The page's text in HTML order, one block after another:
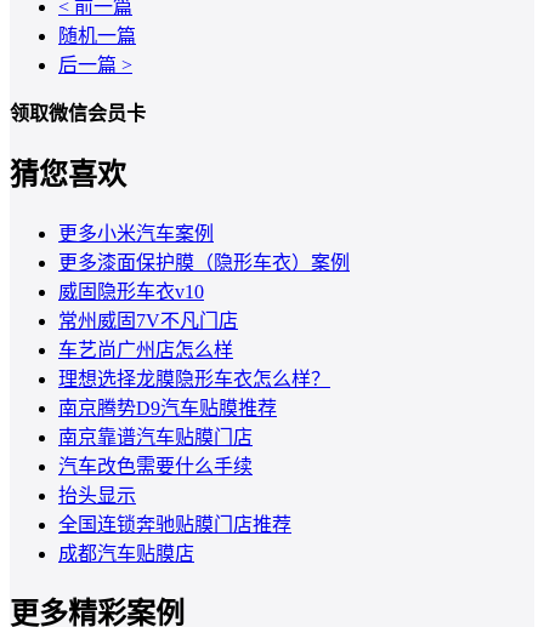
< 前一篇
随机一篇
后一篇 >
领取微信会员卡
猜您喜欢
更多小米汽车案例
更多漆面保护膜（隐形车衣）案例
威固隐形车衣v10
常州威固7V不凡门店
车艺尚广州店怎么样
理想选择龙膜隐形车衣怎么样？
南京腾势D9汽车贴膜推荐
南京靠谱汽车贴膜门店
汽车改色需要什么手续
抬头显示
全国连锁奔驰贴膜门店推荐
成都汽车贴膜店
更多精彩案例